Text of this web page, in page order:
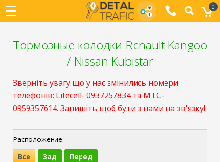
0
Тормозные колодки Renault Kangoo
/ Nissan Kubistar
Зверніть увагу що у нас змінились номери
телефонів: Lifecell- 0937257834 та МТС-
0959357614. Запишіть щоб бути з нами на зв'язку!
Расположение:
Все
Зад
Перед